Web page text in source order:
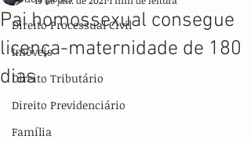
Direito Processual Civil
Imóveis
Direito Tributário
Direito Previdenciário
Família
Pai homossexual consegue
licença-maternidade de 180
dias